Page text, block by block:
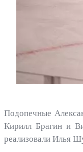
Подопечные
Кирилл Брагин и
реализовали Илья